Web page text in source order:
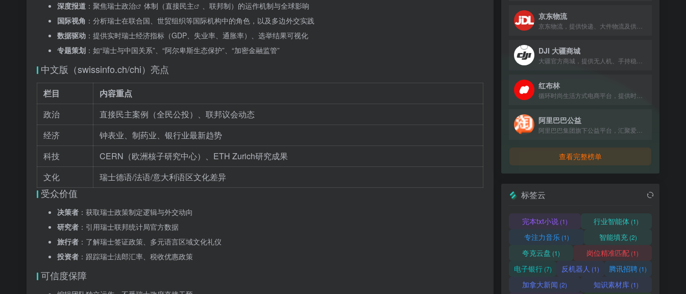
深度报道 ：聚焦瑞士政治 体制（直接民主
、联邦制）的运作机制与全球影响
国际视角 ：分析瑞士在联合国、世贸组织等国际机构中的角色，以及多边外交实践
数据驱动 ：提供实时瑞士经济指标（GDP、失业率、通胀率）、选举结果可视化
专题策划 ：如“瑞士与中国关系”、“阿尔卑斯生态保护”、“加密金融监管”
中文版（swissinfo.ch/chi）亮点
栏目
内容重点
政治
直接民主案例（全民公投）、联邦议会动态
经济
钟表业、制药业、银行业最新趋势
科技
CERN（欧洲核子研究中心）、ETH Zurich研究成果
文化
瑞士德语/法语/意大利语区文化差异
受众价值
决策者 ：获取瑞士政策制定逻辑与外交动向
研究者 ：引用瑞士联邦统计局官方数据
旅行者 ：了解瑞士签证政策、多元语言区域文化礼仪
投资者 ：跟踪瑞士法郎汇率、税收优惠政策
可信度保障
京东物流
DJI 大疆商城
红布林
阿里巴巴公益
查看完整榜单
标签云
完本txt小说(1) 行业智能体 (1)
专注力音乐(1) 智能填充(2)
夸克云盘 (1) 岗位精准匹配 (1)
电子银行(7) 反机器人 (1) 腾讯招聘 (1)
加拿大新闻 (2) 知识素材库 (1)